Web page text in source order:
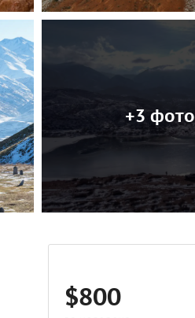
+3 фото
$800